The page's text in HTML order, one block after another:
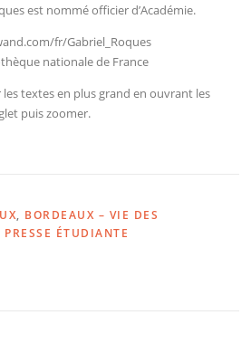
est nommé officier d’Académie.
fr/Gabriel_Roques
nationale de France
textes en plus grand en ouvrant les
puis zoomer.
, BORDEAUX – VIE DES
PRESSE ÉTUDIANTE